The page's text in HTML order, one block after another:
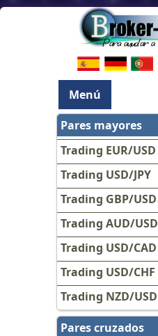
Menú
Pares mayores
Trading EUR/USD
Trading USD/JPY
Trading GBP/USD
Trading AUD/USD
Trading USD/CAD
Trading USD/CHF
Trading NZD/USD
Pares cruzados